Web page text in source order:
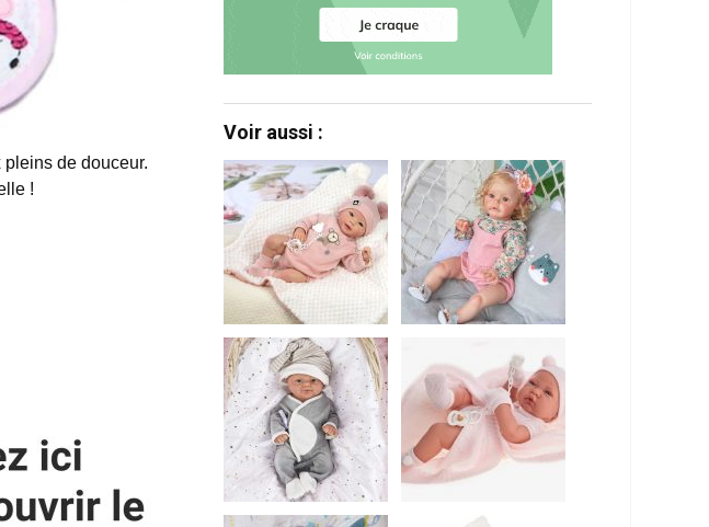
de douceur.
!
Voir aussi :